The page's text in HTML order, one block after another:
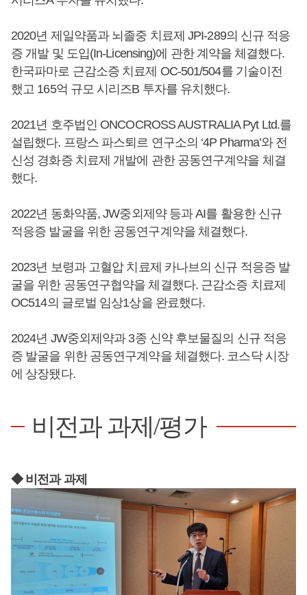
2020년 제일약품과 뇌졸중 치료제 JPI-289의 신규 적응
증 개발 및 도입(In-Licensing)에 관한 계약을 체결했다.
한국파마로 근감소증 치료제 OC-501/504를 기술이전
했고 165억 규모 시리즈B 투자를 유치했다.
2021년 호주법인 ONCOCROSS AUSTRALIA Pyt Ltd.를
설립했다. 프랑스 파스퇴르 연구소의 ‘4P Pharma’와 전
신성 경화증 치료제 개발에 관한 공동연구계약을 체결
했다.
2022년 동화약품, JW중외제약 등과 AI를 활용한 신규
적응증 발굴을 위한 공동연구계약을 체결했다.
2023년 보령과 고혈압 치료제 카나브의 신규 적응증 발
굴을 위한 공동연구협약을 체결했다. 근감소증 치료제
OC514의 글로벌 임상1상을 완료했다.
2024년 JW중외제약과 3종 신약 후보물질의 신규 적응
증 발굴을 위한 공동연구계약을 체결했다. 코스닥 시장
에 상장됐다.
비전과 과제/평가
◆ 비전과 과제